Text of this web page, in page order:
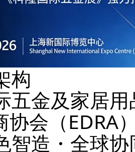
构
五金及家居
协会（EDRA
智造・全球协